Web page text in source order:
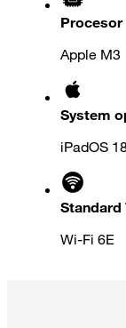
Procesor
Apple M3
System
iPadOS
Standard
Wi‑Fi 6E